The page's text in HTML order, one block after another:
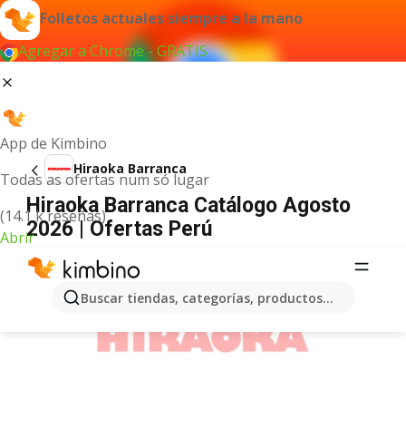
Folletos actuales siempre a la mano
Agregar a Chrome - GRATIS
App de Kimbino
Todas as ofertas num só lugar
(14.1 k reseñas)
Abrir
Buscar tiendas, categorías, productos...
Hiraoka Barranca
Hiraoka Barranca Catálogo Agosto
2026 | Ofertas Perú